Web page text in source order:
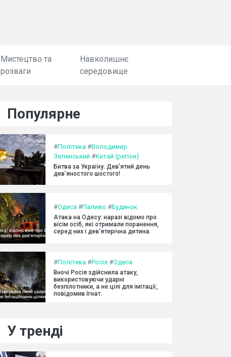
Мистецтво та
розваги
Навколишнє
середовище
Популярне
#Політика #Володимир
Зеленський #Китай (регіон)
Битва за Україну. Дев’ятий день
дев’яностого шостого!
#Одеса #Паливо #Будинок
Атака на Одесу: наразі відомо про
вісім осіб, які отримали поранення,
серед них і дев'ятирічна дитина.
#Політика #Росія #Одеса
Вночі Росія здійснила атаку,
використовуючи ударні
безпілотники, а не цілі для імітації,
повідомив Ігнат.
У тренді